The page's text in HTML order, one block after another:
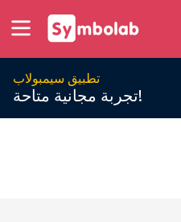
تطبيق سيمبولاب
تجربة مجانية متاحة!